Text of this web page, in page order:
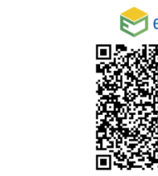
Início da